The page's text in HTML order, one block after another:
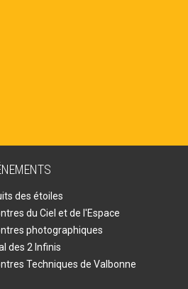
des étoiles
du Ciel et de l'Espace
photographiques
des 2 Infinis
Techniques de Valbonne